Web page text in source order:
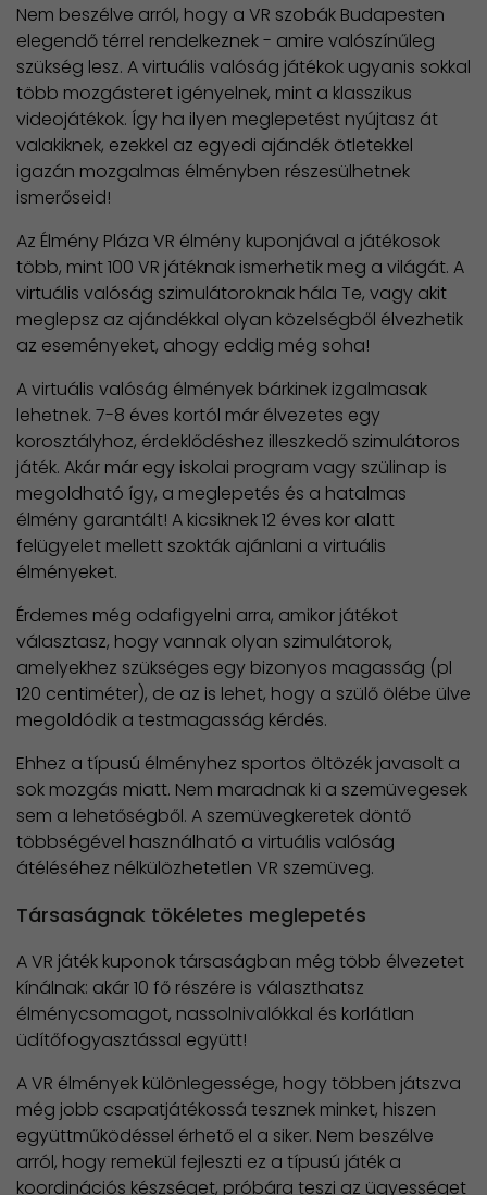
Nem beszélve arról, hogy a VR szobák Budapesten
elegendő térrel rendelkeznek - amire valószínűleg
szükség lesz. A virtuális valóság játékok ugyanis sokkal
több mozgásteret igényelnek, mint a klasszikus
videojátékok. Így ha ilyen meglepetést nyújtasz át
valakiknek, ezekkel az egyedi ajándék ötletekkel
igazán mozgalmas élményben részesülhetnek
ismerőseid!
Az Élmény Pláza VR élmény kuponjával a játékosok
több, mint 100 VR játéknak ismerhetik meg a világát. A
virtuális valóság szimulátoroknak hála Te, vagy akit
meglepsz az ajándékkal olyan közelségből élvezhetik
az eseményeket, ahogy eddig még soha!
A virtuális valóság élmények bárkinek izgalmasak
lehetnek. 7-8 éves kortól már élvezetes egy
korosztályhoz, érdeklődéshez illeszkedő szimulátoros
játék. Akár már egy iskolai program vagy szülinap is
megoldható így, a meglepetés és a hatalmas
élmény garantált! A kicsiknek 12 éves kor alatt
felügyelet mellett szokták ajánlani a virtuális
élményeket.
Érdemes még odafigyelni arra, amikor játékot
választasz, hogy vannak olyan szimulátorok,
amelyekhez szükséges egy bizonyos magasság (pl
120 centiméter), de az is lehet, hogy a szülő ölébe ülve
megoldódik a testmagasság kérdés.
Ehhez a típusú élményhez sportos öltözék javasolt a
sok mozgás miatt. Nem maradnak ki a szemüvegesek
sem a lehetőségből. A szemüvegkeretek döntő
többségével használható a virtuális valóság
átéléséhez nélkülözhetetlen VR szemüveg.
Társaságnak tökéletes meglepetés
A VR játék kuponok társaságban még több élvezetet
kínálnak: akár 10 fő részére is választhatsz
élménycsomagot, nassolnivalókkal és korlátlan
üdítőfogyasztással együtt!
A VR élmények különlegessége, hogy többen játszva
még jobb csapatjátékossá tesznek minket, hiszen
együttműködéssel érhető el a siker. Nem beszélve
arról, hogy remekül fejleszti ez a típusú játék a
koordinációs készséget, próbára teszi az ügyességet